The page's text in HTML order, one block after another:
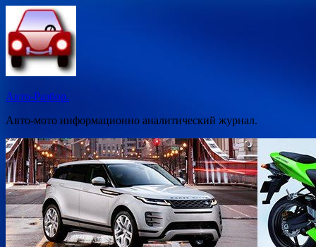
Перейти
содержимому
Авто-Разбор.
Авто-мото информационно аналитический журнал.